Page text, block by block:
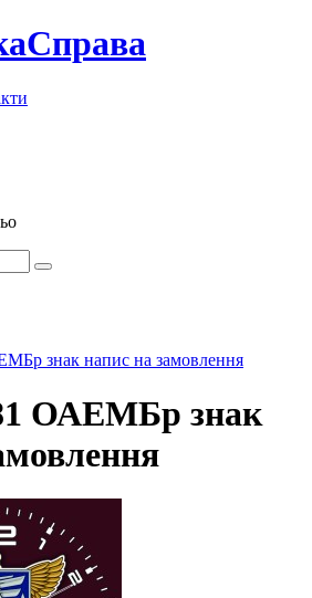
знак напис на замовлення
ОАЕМБр знак